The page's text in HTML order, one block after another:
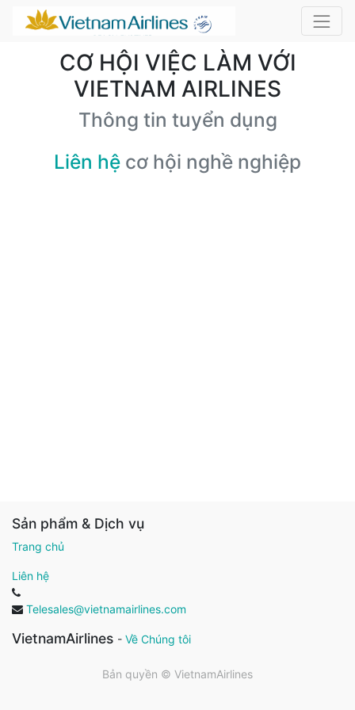
CƠ HỘI VIỆC LÀM VỚI
VIETNAM AIRLINES
Thông tin tuyển dụng
Liên hệ cơ hội nghề nghiệp
Sản phẩm & Dịch vụ
Trang chủ
Liên hệ
Telesales@vietnamairlines.com
VietnamAirlines - Về Chúng tôi
Bản quyền © VietnamAirlines